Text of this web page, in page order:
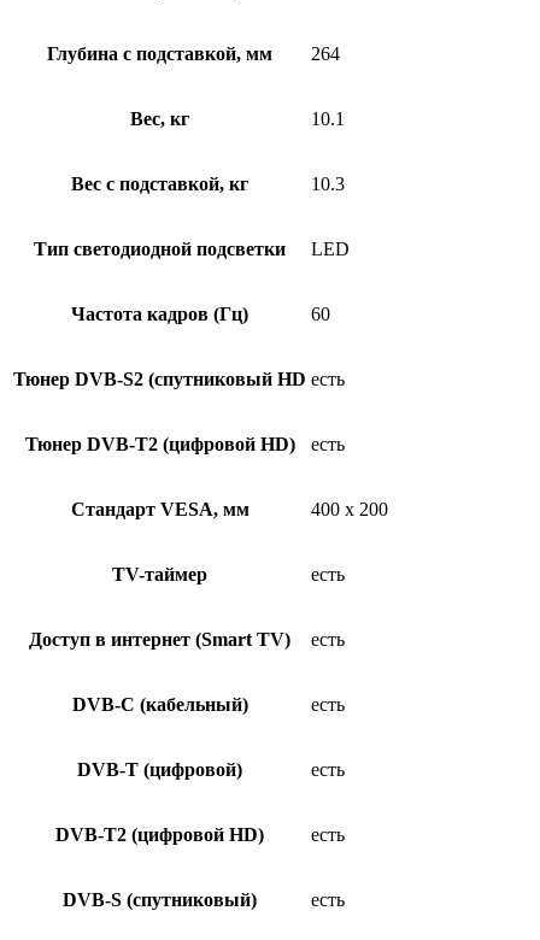
Глубина с подставкой, мм 264
Вес, кг 10.1
Вес с подставкой, кг 10.3
Тип светодиодной подсветки LED
Частота кадров (Гц) 60
Тюнер DVB-S2 (спутниковый HD есть
Тюнер DVB-T2 (цифровой HD) есть
Стандарт VESA, мм 400 x 200
TV-таймер есть
Доступ в интернет (Smart TV) есть
DVB-C (кабельный) есть
DVB-T (цифровой) есть
DVB-T2 (цифровой HD) есть
DVB-S (спутниковый) есть